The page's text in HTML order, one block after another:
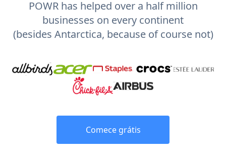
POWR has helped over a half million
businesses on every continent
(besides Antarctica, because of course not)
Comece grátis